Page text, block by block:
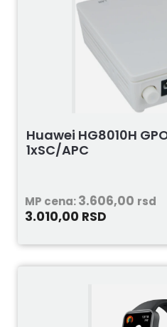
Huawei HG8010H
1xSC/APC
MP cena:3.606,00 rsd
3.010,00 RSD